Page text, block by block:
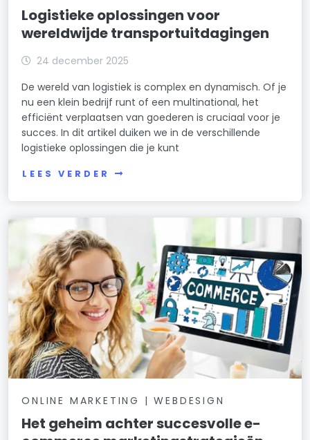
Logistieke oplossingen voor
wereldwijde transportuitdagingen
24 december 2025
De wereld van logistiek is complex en dynamisch. Of je
nu een klein bedrijf runt of een multinational, het
efficiënt verplaatsen van goederen is cruciaal voor je
succes. In dit artikel duiken we in de verschillende
logistieke oplossingen die je kunt
LEES VERDER
ONLINE MARKETING | WEBDESIGN
Het geheim achter succesvolle e-